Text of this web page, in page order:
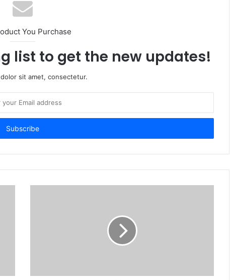
You Purchase
list to get the new updates!
sit amet, consectetur.